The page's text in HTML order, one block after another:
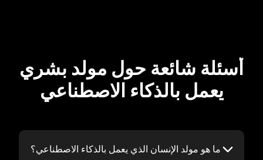
أسئلة شائعة حول مولد بشري
يعمل بالذكاء الاصطناعي
ما هو مولد الإنسان الذي يعمل بالذكاء الاصطناعي؟